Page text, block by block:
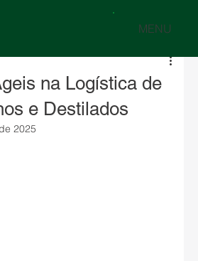
MENU
na Logística de
e Destilados
2025